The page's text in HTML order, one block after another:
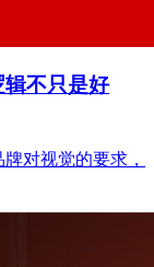
不只是好
对视觉的要求，